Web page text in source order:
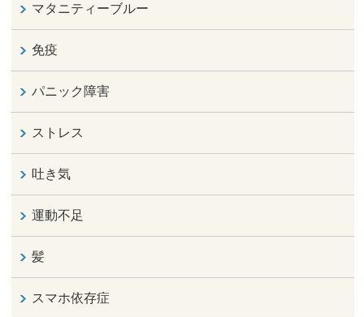
マタニティーブルー
免疫
パニック障害
ストレス
吐き気
運動不足
髪
スマホ依存症